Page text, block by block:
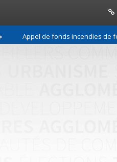
Appel de fonds incendies de forêt